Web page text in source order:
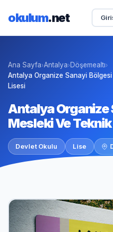
okulum.net
Ana Sayfa›Antalya› Döşemealtı›
Antalya Organize Sanayi
Lisesi
Antalya Organize
Mesleki Ve
Devlet Okulu Lise